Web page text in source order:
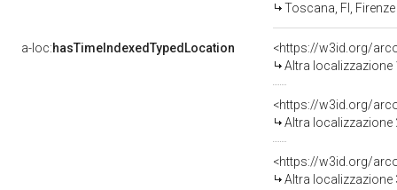
Toscana, FI, Firenze
a-loc:hasTimeIndexedTypedLocation
<https://w3id.org/
Altra localizzazione
<https://w3id.org/
Altra localizzazione
<https://w3id.org/
Altra localizzazione